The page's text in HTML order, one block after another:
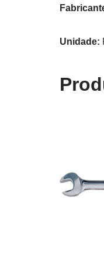
Unidade: